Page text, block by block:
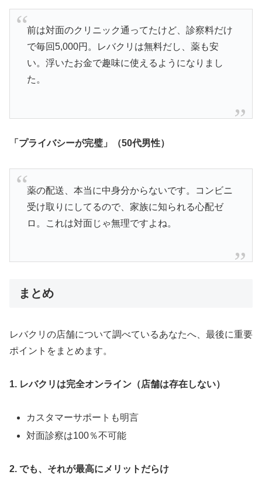
前は対面のクリニック通ってたけど、診察料だけ
で毎回5,000円。レバクリは無料だし、薬も安
い。浮いたお金で趣味に使えるようになりまし
た。
「プライバシーが完璧」（50代男性）
薬の配送、本当に中身分からないです。コンビニ
受け取りにしてるので、家族に知られる心配ゼ
ロ。これは対面じゃ無理ですよね。
まとめ
レバクリの店舗について調べているあなたへ、最後に重要
ポイントをまとめます。
1. レバクリは完全オンライン（店舗は存在しない）
カスタマーサポートも明言
対面診察は100％不可能
2. でも、それが最高にメリットだらけ